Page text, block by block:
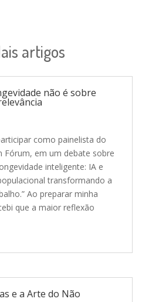
artigos
não é sobre
como painelista do
Fórum, em um debate sobre
inteligente: IA e
transformando a
Ao preparar minha
que a maior reflexão
e a Arte do Não